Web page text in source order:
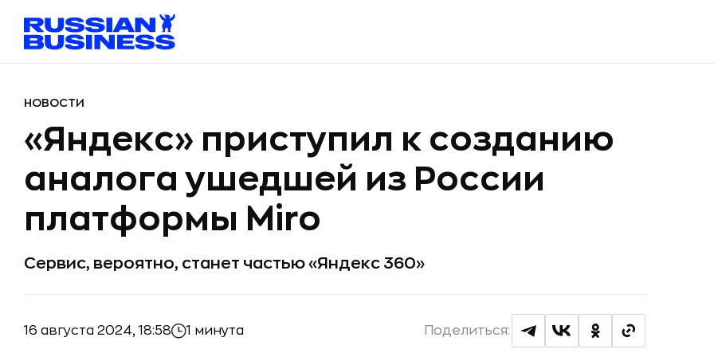
НОВОСТИ
«Яндекс» приступил к созданию
аналога ушедшей из России
платформы Miro
Сервис, вероятно, станет частью «Яндекс 360»
16 августа 2024, 18:58 1 минута Поделиться: